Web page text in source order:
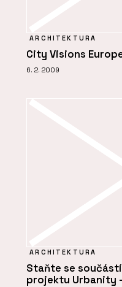
ARCHITEKTURA
City Visions
6. 2. 2009
ARCHITEKTURA
Staňte se
projektu Urbanity